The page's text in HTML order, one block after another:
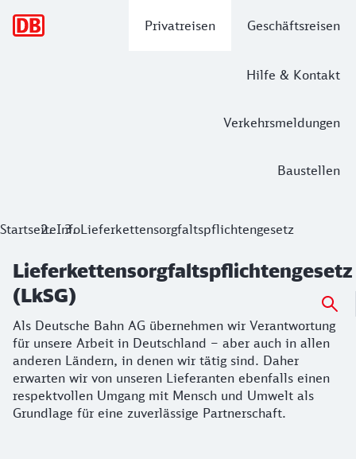
Privatreisen Geschäftsreisen
Hilfe & Kontakt
Verkehrsmeldungen
Baustellen
Lieferkettensorgfaltspflichtengesetz
StartseiteInfoLieferkettensorgfaltspflichtengesetz
Lieferkettensorgfaltspflichtengesetz
(LkSG)
Als Deutsche Bahn AG übernehmen wir Verantwortung
für unsere Arbeit in Deutschland – aber auch in allen
anderen Ländern, in denen wir tätig sind. Daher
erwarten wir von unseren Lieferanten ebenfalls einen
respektvollen Umgang mit Mensch und Umwelt als
Grundlage für eine zuverlässige Partnerschaft.